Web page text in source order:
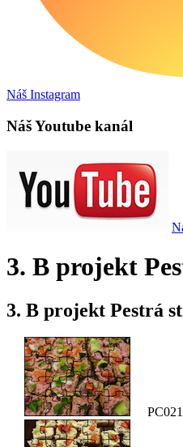
Náš Instagram
Náš Youtube kanál
3. B projekt
3. B projekt Pestrá